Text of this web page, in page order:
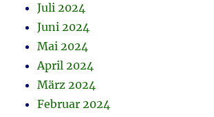
Juli 2024
Juni 2024
Mai 2024
April 2024
März 2024
Februar 2024